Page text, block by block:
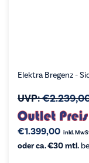
Elektra Bregenz -
UVP:€
€1.399,00 inkl.
oder ca. €30 mtl.